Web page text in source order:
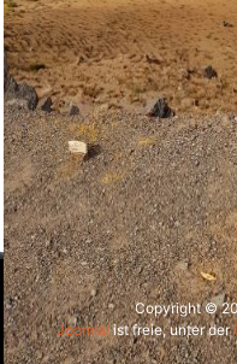
Copyright ©
Joomla!ist freie, unter der